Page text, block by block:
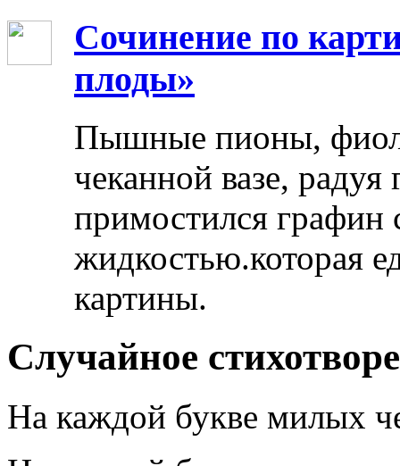
Сочинение по
плоды»
Пышные пионы,
чеканной вазе,
примостился графин
жидкостью.которая
картины.
Случайное
На каждой букве милых